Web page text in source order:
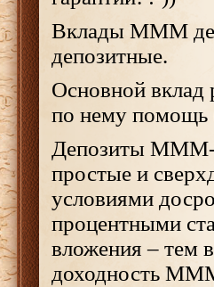
Вклады МММ
депозитные.
Основной вклад
по нему помощь
Депозиты МММ-
простые и
условиями
процентными
вложения – тем
доходность